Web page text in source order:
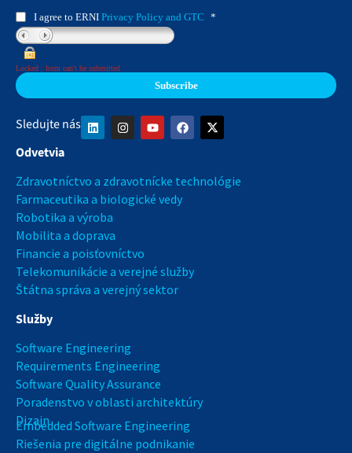
I agree to ERNI Privacy Policy and GTC *
Locked : form can't be submitted
Sledujte nás
Odvetvia
Zdravotníctvo a zdravotnícke technológie
Farmaceutika a biologické vedy
Robotika a výroba
Mobilita a doprava
Financie a poisťovníctvo
Telekomunikácie a verejné služby
Štátna správa a verejný sektor
Služby
Software Engineering
Requirements Engineering
Software Quality Assurance
Poradenstvo v oblasti architektúry
Dizajn
Embedded Software Engineering
Riešenia pre digitálne podnikanie